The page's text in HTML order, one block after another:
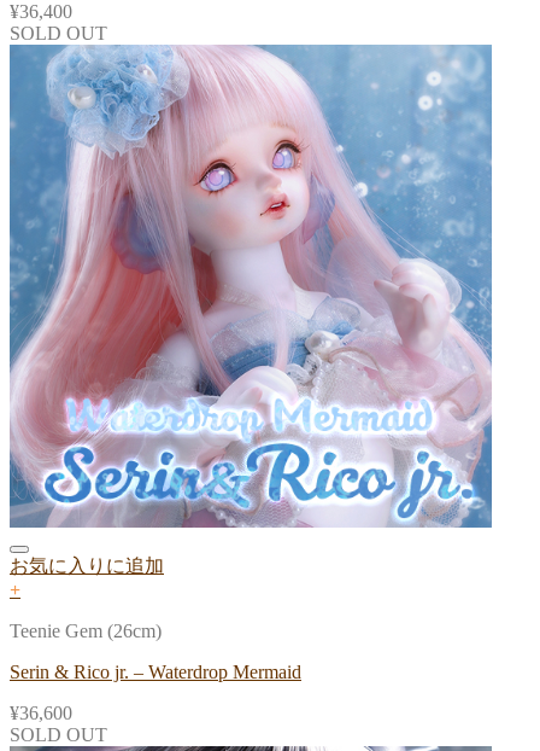
¥36,400
SOLD OUT
お気に入りに追加
+
Teenie Gem (26cm)
Serin & Rico jr. – Waterdrop Mermaid
¥36,600
SOLD OUT